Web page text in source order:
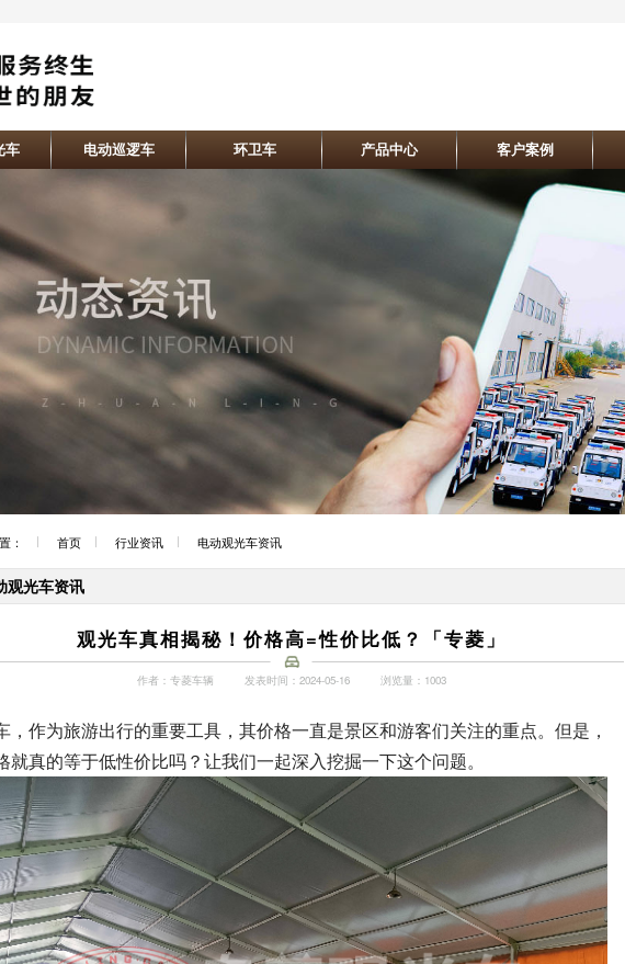
车 电动巡逻车 环卫车 产品中心 客户案例
： 首页 行业资讯 电动观光车资讯
观光车资讯
观光车真相揭秘！价格高=性价比低？「专菱」
作者：专菱车辆 发表时间：2024-05-16 浏览量：1003
，作为旅游出行的重要工具，其价格一直是景区和游客们关注的重点。但是，
就真的等于低性价比吗？让我们一起深入挖掘一下这个问题。